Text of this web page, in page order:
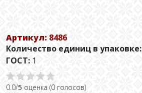
Артикул: 8486
Количество единиц в упаковке:
ГОСТ: 1
0.0/5 оценка (0 голосов)